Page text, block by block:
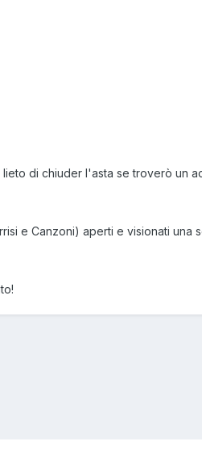
di chiuder l'asta se troverò un
e Canzoni) aperti e visionati una